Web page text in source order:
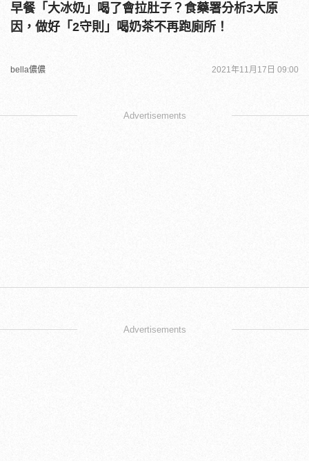
早餐「大冰奶」喝了會拉肚子？食藥署分析3大原
因，做好「2守則」喝奶茶不再跑廁所！
bella儂儂 2021年11月17日 09:00
Advertisements
Advertisements